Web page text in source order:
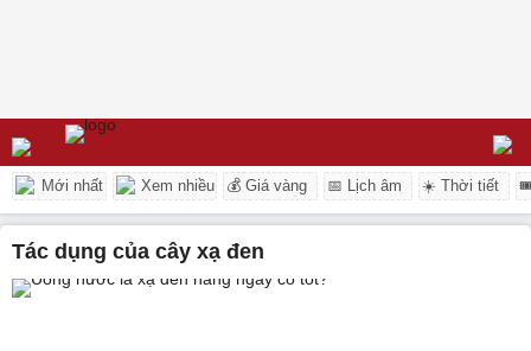
Mới nhất Xem nhiều 💰 Giá vàng 📅 Lịch âm ☀️ Thời tiết
tác dụng của cây xạ đen